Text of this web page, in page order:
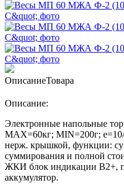
ОписаниеТовара
Описание:
Электронные напольные
MAX=60кг; MIN=200г;
нерж. крышкой, функции:
cуммирования и полной
ЖКИ блок индикации В2+,
аккумулятор.